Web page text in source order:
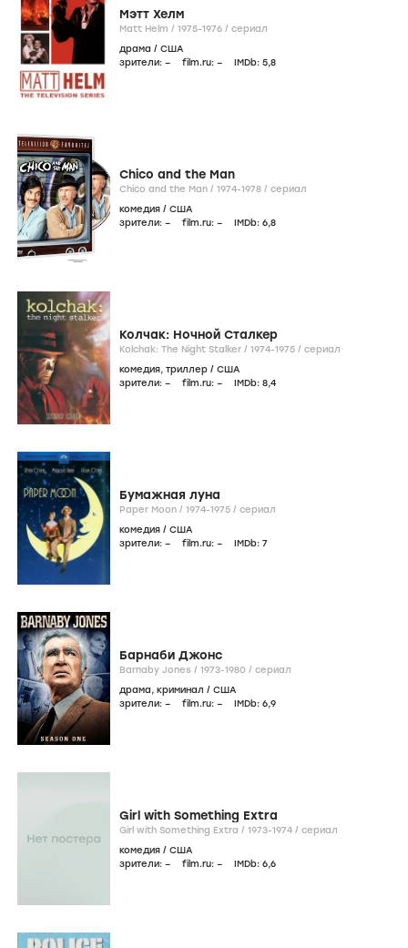
Мэтт Хелм
Matt Helm / 1975-1976 / сериал
драма / США
зрители: – film.ru: – IMDb: 5,8
Chico and the Man
Chico and the Man / 1974-1978 / сериал
комедия / США
зрители: – film.ru: – IMDb: 6,8
Колчак: Ночной Сталкер
Kolchak: The Night Stalker / 1974-1975 / сериал
комедия, триллер / США
зрители: – film.ru: – IMDb: 8,4
Бумажная луна
Paper Moon / 1974-1975 / сериал
комедия / США
зрители: – film.ru: – IMDb: 7
Барнаби Джонс
Barnaby Jones / 1973-1980 / сериал
драма, криминал / США
зрители: – film.ru: – IMDb: 6,9
Girl with Something Extra
Girl with Something Extra / 1973-1974 / сериал
комедия / США
зрители: – film.ru: – IMDb: 6,6